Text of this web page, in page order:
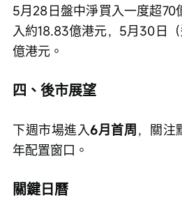
5月28日盤中淨買入一度超70
入約18.83億港元，5月30日
億港元。
四、後市展望
下週市場進入6月首周，關注
年配置窗口。
關鍵日曆